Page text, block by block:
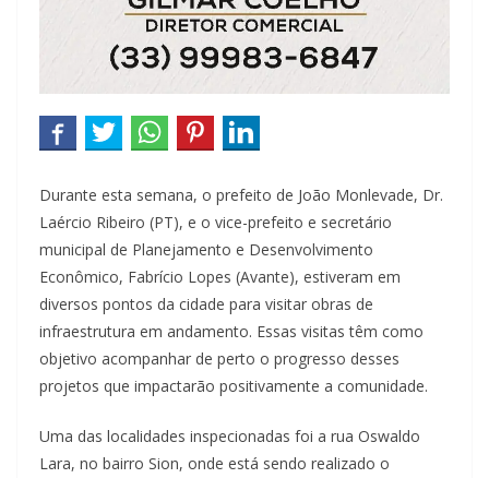
Durante esta semana, o prefeito de João Monlevade, Dr.
Laércio Ribeiro (PT), e o vice-prefeito e secretário
municipal de Planejamento e Desenvolvimento
Econômico, Fabrício Lopes (Avante), estiveram em
diversos pontos da cidade para visitar obras de
infraestrutura em andamento. Essas visitas têm como
objetivo acompanhar de perto o progresso desses
projetos que impactarão positivamente a comunidade.
Uma das localidades inspecionadas foi a rua Oswaldo
Lara, no bairro Sion, onde está sendo realizado o